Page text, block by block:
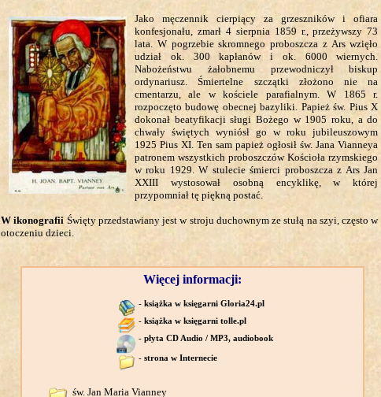
Jako męczennik cierpiący za grzeszników i ofiara
konfesjonału, zmarł 4 sierpnia 1859 r., przeżywszy 73
lata. W pogrzebie skromnego proboszcza z Ars wzięło
udział ok. 300 kapłanów i ok. 6000 wiernych.
Nabożeństwu żałobnemu przewodniczył biskup
ordynariusz. Śmiertelne szczątki złożono nie na
cmentarzu, ale w kościele parafialnym. W 1865 r.
rozpoczęto budowę obecnej bazyliki. Papież św. Pius X
dokonał beatyfikacji sługi Bożego w 1905 roku, a do
chwały świętych wyniósł go w roku jubileuszowym
1925 Pius XI. Ten sam papież ogłosił św. Jana Vianneya
patronem wszystkich proboszczów Kościoła rzymskiego
w roku 1929. W stulecie śmierci proboszcza z Ars Jan
XXIII wystosował osobną encyklikę, w której
przypomniał tę piękną postać.
W ikonografii Święty przedstawiany jest w stroju duchownym ze stułą na szyi, często w
otoczeniu dzieci.
Więcej informacji:
-książka w księgarni Gloria24.pl
-książka w księgarni tolle.pl
-płyta CD Audio / MP3, audiobook
-strona w Internecie
św. Jan Maria Vianney